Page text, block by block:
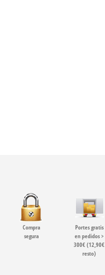
Compra
segura
Portes gratis
en pedidos >
300€ (12,90€
resto)